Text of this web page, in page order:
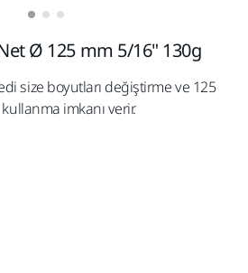
Ø 125 mm 5/16" 130g
size boyutları değiştirme ve 125
imkanı verir.